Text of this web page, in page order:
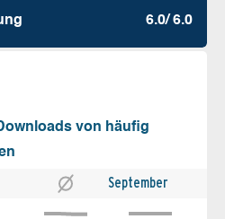
6.0/ 6.0
von häufig
September